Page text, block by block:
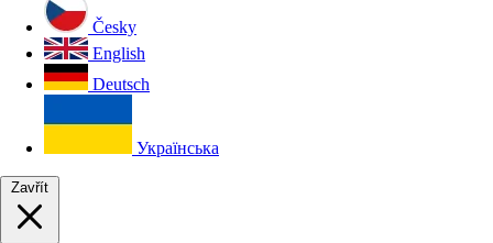
Česky
English
Deutsch
Українська
Zavřít